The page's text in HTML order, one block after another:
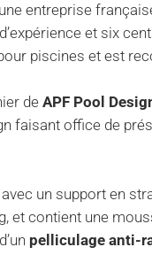
entreprise
et six
piscines et est
de APF Pool
faisant office de
un support en
et contient une
pelliculage anti-